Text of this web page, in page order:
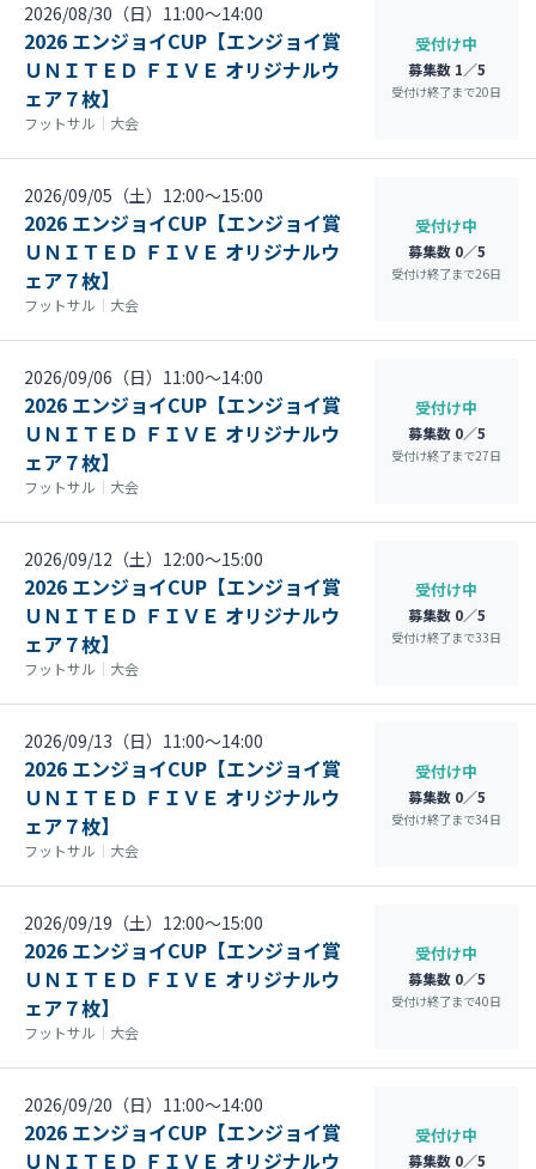
2026/08/30（日）11:00〜14:00
2026 エンジョイCUP【エンジョイ賞
ＵＮＩＴＥＤ ＦＩＶＥ オリジナルウ
ェア７枚】
フットサル ｜ 大会
受付け中
募集数 1／5
受付け終了まで20日
2026/09/05（土）12:00〜15:00
2026 エンジョイCUP【エンジョイ賞
ＵＮＩＴＥＤ ＦＩＶＥ オリジナルウ
ェア７枚】
フットサル ｜ 大会
受付け中
募集数 0／5
受付け終了まで26日
2026/09/06（日）11:00〜14:00
2026 エンジョイCUP【エンジョイ賞
ＵＮＩＴＥＤ ＦＩＶＥ オリジナルウ
ェア７枚】
フットサル ｜ 大会
受付け中
募集数 0／5
受付け終了まで27日
2026/09/12（土）12:00〜15:00
2026 エンジョイCUP【エンジョイ賞
ＵＮＩＴＥＤ ＦＩＶＥ オリジナルウ
ェア７枚】
フットサル ｜ 大会
受付け中
募集数 0／5
受付け終了まで33日
2026/09/13（日）11:00〜14:00
2026 エンジョイCUP【エンジョイ賞
ＵＮＩＴＥＤ ＦＩＶＥ オリジナルウ
ェア７枚】
フットサル ｜ 大会
受付け中
募集数 0／5
受付け終了まで34日
2026/09/19（土）12:00〜15:00
2026 エンジョイCUP【エンジョイ賞
ＵＮＩＴＥＤ ＦＩＶＥ オリジナルウ
ェア７枚】
フットサル ｜ 大会
受付け中
募集数 0／5
受付け終了まで40日
2026/09/20（日）11:00〜14:00
2026 エンジョイCUP【エンジョイ賞
ＵＮＩＴＥＤ ＦＩＶＥ オリジナルウ
受付け中
募集数 0／5